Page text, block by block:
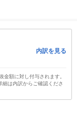
内訳を見る
金額に対し付与されます。
は内訳からご確認くださ